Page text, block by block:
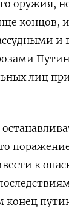
оружия,
концов,
и
лиц
к